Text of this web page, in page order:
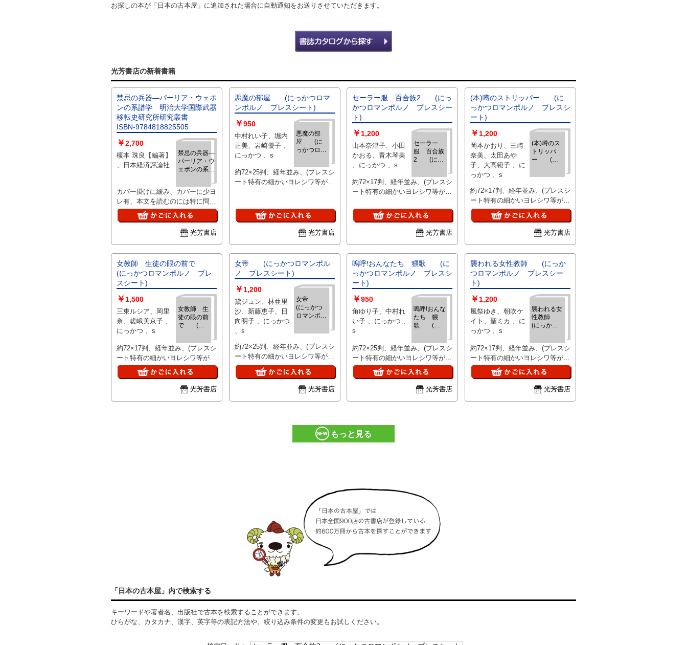
お探しの本が「日本の古本屋」に追加された場合に自動通知をお送りさせていただきます。
光芳書店の新着書籍
禁忌の兵器―パーリア・ウェポ
ンの系譜学 明治大学国際武器
移転史研究所研究叢書
ISBN-9784818825505
禁忌の兵器―
パーリア・ウ
ェポンの系譜
国際武器移転
史研究所研究
叢書
ISBN-
9784818825505
￥2,700
榎本 珠良【編著】
、日本経済評論社
カバー掛けに緩み、カバーに少ヨ
レ有、本文を読むのには特に問題
ありません。「本文は未読、綺麗
な状態です。」、2020年発行、
カバー付(帯なし)、Ａ５判、（新
9784818825505
光芳書店
悪魔の部屋 (にっかつロマ
ンポルノ プレスシート)
悪魔の部
屋 (に
っかつロマ
プレスシー
ト)
￥950
中村れい子、堀内
正美、岩崎優子 、
にっかつ 、s
約72×25判、経年並み、(プレスシ
ート特有の細かいヨレシワ等があ
はご連絡いたします。
光芳書店
セーラー服 百合族2 (にっ
かつロマンポルノ プレスシー
ト)
セーラー
服 百合族
2 (にっ
ポルノ プ
レスシー
ト)
￥ 1,200
山本奈津子、小田
かおる、青木琴美
、にっかつ 、s
約72×17判、経年並み、(プレスシ
ート特有の細かいヨレシワ等があ
め折れ染み等目立つ難がある場合
はご連絡いたします。
光芳書店
(本)噂のストリッパー (に
っかつロマンポルノ プレスシ
ート)
(本)噂のス
トリッパ
ー (に
ンポルノ
ト)
￥ 1,200
岡本かおり、三崎
奈美、太田あや
子、大高範子 、に
っかつ 、s
約72×17判、経年並み、(プレスシ
ート特有の細かいヨレシワ等があ
る場合有)、、ご注文後、ピン止
め折れ染み等目立つ難がある場合
はご連絡いたします。
光芳書店
女教師 生徒の眼の前で
(にっかつロマンポルノ プレ
スシート)
女教師 生
徒の眼の前
で (に
ンポルノ
プレスシー
ト)
￥1,500
三東ルシア、岡里
奈、嵯峨美京子 、
にっかつ 、s
約72×17判、経年並み、(プレスシ
ート特有の細かいヨレシワ等があ
る場合有)、、ご注文後、ピン止
め折れ染み等目立つ難がある場合
はご連絡いたします。
光芳書店
女帝 (にっかつロマンポル
ノ プレスシート)
女帝
(にっかつ
ロマンポル
シート)
￥1,200
黛ジュン、林亜里
沙、新藤恵子、日
向明子 、にっかつ
、s
約72×25判、経年並み、(プレスシ
ート特有の細かいヨレシワ等があ
る場合有)、、ご注文後、ピン止
め折れ染み等目立つ難がある場合
はご連絡いたします。
光芳書店
嗚呼!おんなたち 猥歌 (に
っかつロマンポルノ プレスシ
ート)
嗚呼!おんな
たち 猥
歌 (に
ンポルノ
プレスシー
ト)
￥950
角ゆり子、中村れ
い子 、にっかつ 、
s
約72×25判、経年並み、(プレスシ
ート特有の細かいヨレシワ等があ
る場合有)、、ご注文後、ピン止
め折れ染み等目立つ難がある場合
はご連絡いたします。
光芳書店
襲われる女性教師 (にっか
つロマンポルノ プレスシー
ト)
襲われる女
性教師
(にっかつ
ノ プレス
シート)
￥1,200
風祭ゆき、朝吹ケ
イト、聖ミカ 、に
っかつ 、s
約72×17判、経年並み、(プレスシ
ート特有の細かいヨレシワ等があ
る場合有)、、ご注文後、ピン止
め折れ染み等目立つ難がある場合
はご連絡いたします。
光芳書店
もっと見る
「日本の古本屋」内で検索する
キーワードや著者名、出版社で古本を検索することができます。
ひらがな、カタカナ、漢字、英字等の表記方法や、絞り込み条件の変更もお試しください。